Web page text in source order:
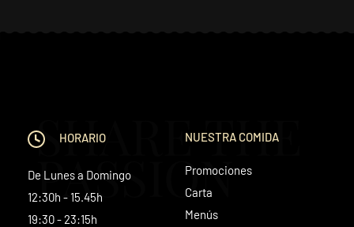
SHARE THE
PASSION
HORARIO
De Lunes a Domingo
12:30h - 15.45h
19:30 - 23:15h
NUESTRA COMIDA
Promociones
Carta
Menús